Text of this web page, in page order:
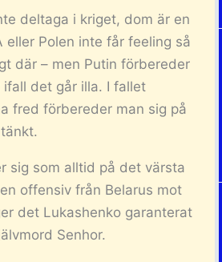
deltaga i kriget, dom är en
eller Polen inte får feeling så
där – men Putin förbereder
ifall det går illa. I fallet
fred förbereder man sig på
sig som alltid på det värsta
offensiv från Belarus mot
det Lukashenko garanterat
Senhor.